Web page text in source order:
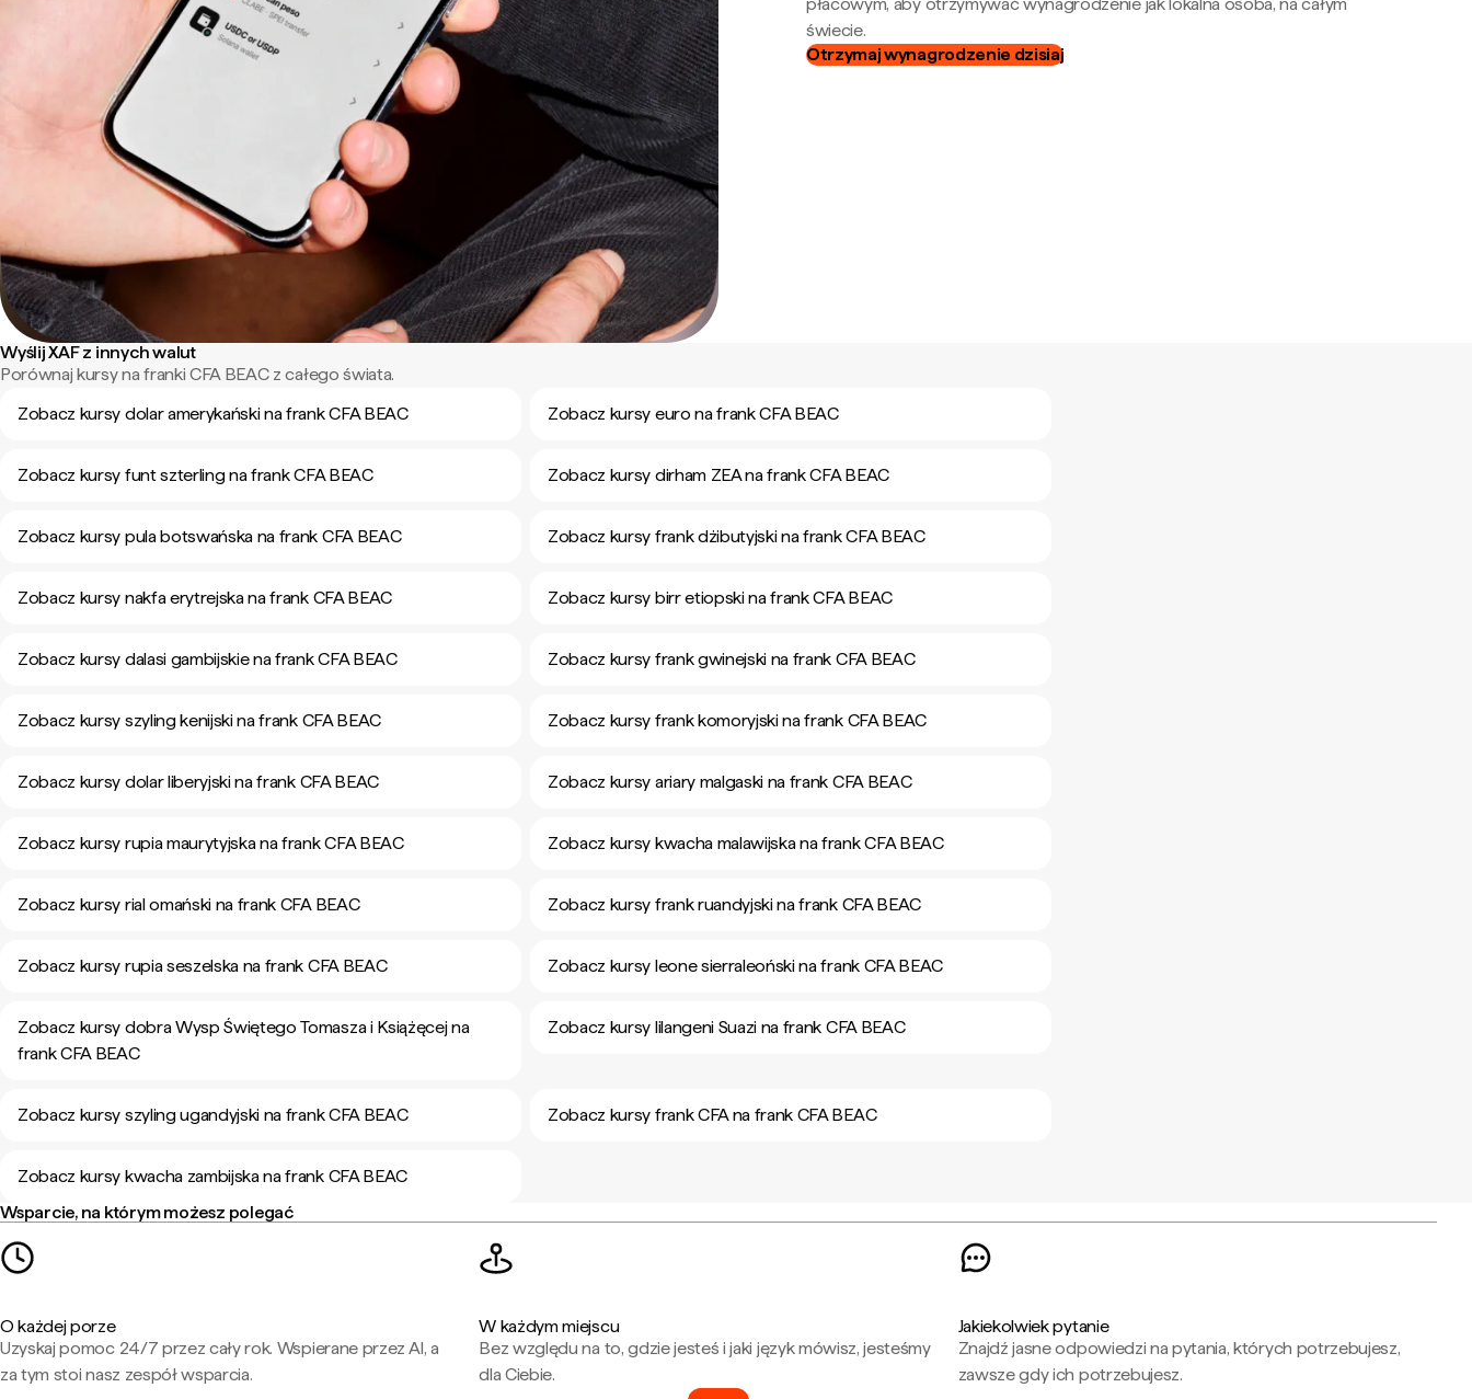
świecie.
Otrzymaj wynagrodzenie dzisiaj
Wyślij XAF z innych walut
Porównaj kursy na franki CFA BEAC z całego świata.
Zobacz kursy dolar amerykański na frank CFA BEAC
Zobacz kursy euro na frank CFA BEAC
Zobacz kursy funt szterling na frank CFA BEAC Zobacz kursy dirham ZEA na frank CFA BEAC
Zobacz kursy pula botswańska na frank CFA BEAC Zobacz kursy frank dżibutyjski na frank CFA BEAC
Zobacz kursy nakfa erytrejska na frank CFA BEAC Zobacz kursy birr etiopski na frank CFA BEAC
Zobacz kursy dalasi gambijskie na frank CFA BEAC Zobacz kursy frank gwinejski na frank CFA BEAC
Zobacz kursy szyling kenijski na frank CFA BEAC Zobacz kursy frank komoryjski na frank CFA BEAC
Zobacz kursy dolar liberyjski na frank CFA BEAC Zobacz kursy ariary malgaski na frank CFA BEAC
Zobacz kursy rupia maurytyjska na frank CFA BEAC Zobacz kursy kwacha malawijska na frank CFA BEAC
Zobacz kursy rial omański na frank CFA BEAC Zobacz kursy frank ruandyjski na frank CFA BEAC
Zobacz kursy rupia seszelska na frank CFA BEAC Zobacz kursy leone sierraleoński na frank CFA BEAC
Zobacz kursy dobra Wysp Świętego Tomasza i Książęcej na
frank CFA BEAC
Zobacz kursy lilangeni Suazi na frank CFA BEAC
Zobacz kursy szyling ugandyjski na frank CFA BEAC Zobacz kursy frank CFA na frank CFA BEAC
Zobacz kursy kwacha zambijska na frank CFA BEAC
Wsparcie, na którym możesz polegać
O każdej porze
Uzyskaj pomoc 24/7 przez cały rok. Wspierane przez AI, a
za tym stoi nasz zespół wsparcia.
W każdym miejscu
Bez względu na to, gdzie jesteś i jaki język mówisz, jesteśmy
dla Ciebie.
Jakiekolwiek pytanie
Znajdź jasne odpowiedzi na pytania, których potrzebujesz,
zawsze gdy ich potrzebujesz.